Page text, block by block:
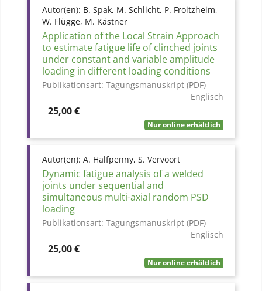
Autor(en): B. Spak, M. Schlicht, P. Froitzheim,
W. Flügge, M. Kästner
Application of the Local Strain Approach
to estimate fatigue life of clinched joints
under constant and variable amplitude
loading in different loading conditions
Publikationsart: Tagungsmanuskript (PDF)
Englisch
Preis
25,00 €
Nur online erhältlich
Autor(en): A. Halfpenny, S. Vervoort
Dynamic fatigue analysis of a welded
joints under sequential and
simultaneous multi-axial random PSD
loading
Publikationsart: Tagungsmanuskript (PDF)
Englisch
Preis
25,00 €
Nur online erhältlich